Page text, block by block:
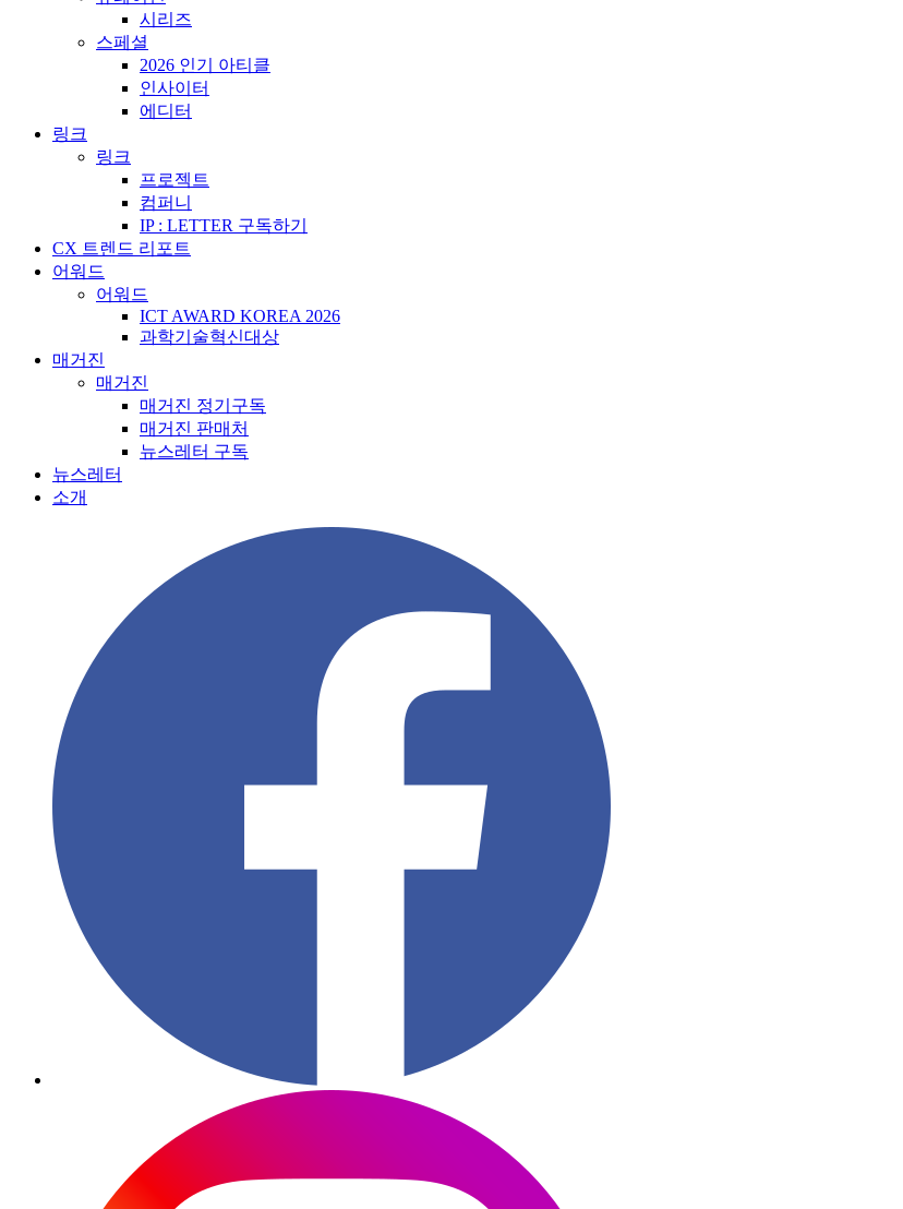
시리즈
스페셜
2026 인기 아티클
인사이터
에디터
링크
링크
프로젝트
컴퍼니
IP : LETTER 구독하기
CX 트렌드 리포트
어워드
어워드
ICT AWARD KOREA 2026
과학기술혁신대상
매거진
매거진
매거진 정기구독
매거진 판매처
뉴스레터 구독
뉴스레터
소개